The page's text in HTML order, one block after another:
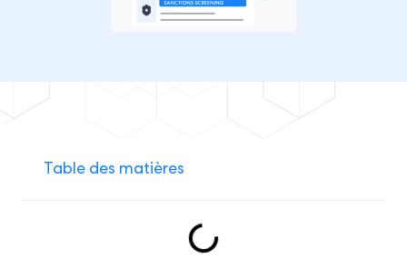
Table des matières